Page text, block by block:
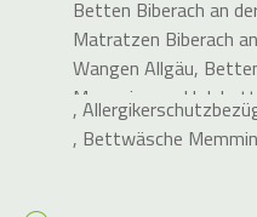
Betten Biberach an
Matratzen Biberach
Wangen Allgäu,
Memmingen ,
Elektrische
an der Riß,Metallfreie
,
, Bettwäsche